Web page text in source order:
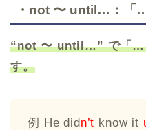
・not 〜 until…：「…
“not 〜 until…” で「…
す。
例 He didn’t know it